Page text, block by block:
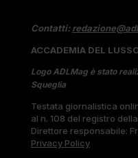
Contatti:
ACCADEMIA DEL
Logo ADLMag è stato
Squeglia
Testata giornalistica
al n. 108 del registro
Direttore responsabile:
Privacy Policy